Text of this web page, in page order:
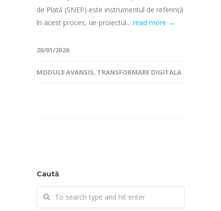
de Plată (SNEP) este instrumentul de referință
în acest proces, iar proiectul... read more →
20/01/2026
MODULE AVANSIS, TRANSFORMARE DIGITALA
Caută